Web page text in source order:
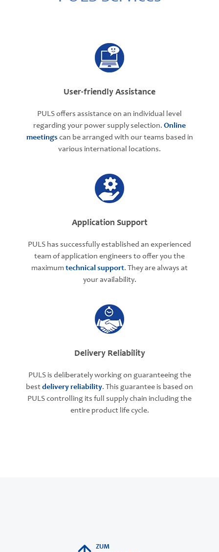
User-friendly Assistance
PULS offers assistance on an individual level
regarding your power supply selection. Online
meetings can be arranged with our teams based in
various international locations.
Application Support
PULS has successfully established an experienced
team of application engineers to offer you the
maximum technical support. They are always at
your availability.
Delivery Reliability
PULS is deliberately working on guaranteeing the
bestdelivery reliability. This guarantee is based on
PULS controlling its full supply chain including the
entire product life cycle.
ZUM